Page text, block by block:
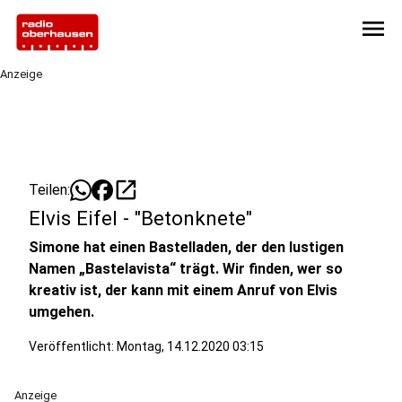
menu
Anzeige
Teilen: open_in_new
Elvis Eifel - "Betonknete"
Simone hat einen Bastelladen, der den lustigen
Namen „Bastelavista“ trägt. Wir finden, wer so
kreativ ist, der kann mit einem Anruf von Elvis
umgehen.
Veröffentlicht: Montag, 14.12.2020 03:15
Anzeige